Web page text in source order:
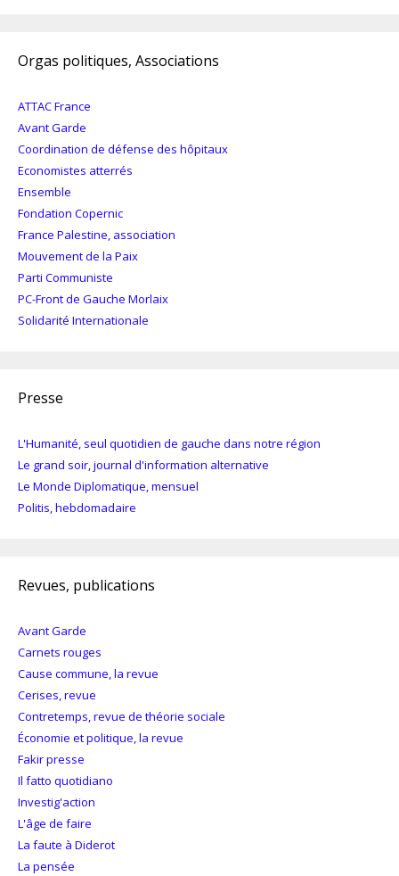
Orgas politiques, Associations
ATTAC France
Avant Garde
Coordination de défense des hôpitaux
Economistes atterrés
Ensemble
Fondation Copernic
France Palestine, association
Mouvement de la Paix
Parti Communiste
PC-Front de Gauche Morlaix
Solidarité Internationale
Presse
L'Humanité, seul quotidien de gauche dans notre région
Le grand soir, journal d'information alternative
Le Monde Diplomatique, mensuel
Politis, hebdomadaire
Revues, publications
Avant Garde
Carnets rouges
Cause commune, la revue
Cerises, revue
Contretemps, revue de théorie sociale
Économie et politique, la revue
Fakir presse
Il fatto quotidiano
Investig'action
L'âge de faire
La faute à Diderot
La pensée